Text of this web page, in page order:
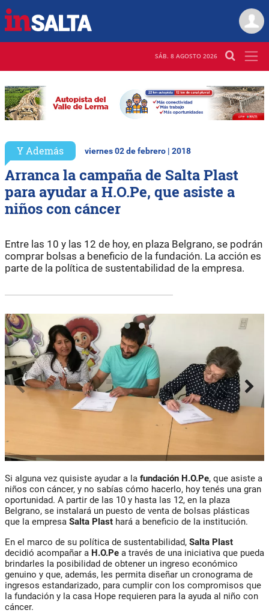
SÁB. 8 AGOSTO 2026
Y Además viernes 02 de febrero | 2018
Arranca la campaña de Salta Plast
para ayudar a H.O.Pe, que asiste a
niños con cáncer
Entre las 10 y las 12 de hoy, en plaza Belgrano, se podrán
comprar bolsas a beneficio de la fundación. La acción es
parte de la política de sustentabilidad de la empresa.
Si alguna vez quisiste ayudar a la fundación H.O.Pe, que asiste a
niños con cáncer, y no sabías cómo hacerlo, hoy tenés una gran
oportunidad. A partir de las 10 y hasta las 12, en la plaza
Belgrano, se instalará un puesto de venta de bolsas plásticas
que la empresa Salta Plast hará a beneficio de la institución.
En el marco de su política de sustentabilidad, Salta Plast
decidió acompañar a H.O.Pe a través de una iniciativa que pueda
brindarles la posibilidad de obtener un ingreso económico
genuino y que, además, les permita diseñar un cronograma de
ingresos estandarizado, para cumplir con los compromisos que
la fundación y la casa Hope requieren para la ayuda al niño con
cáncer.